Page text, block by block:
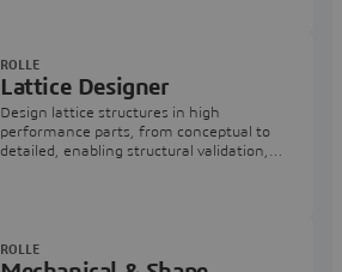
Lattice Designer
Design lattice structures in high
performance parts, from conceptual to
detailed, enabling structural validation,
ROLLE
ROLLE